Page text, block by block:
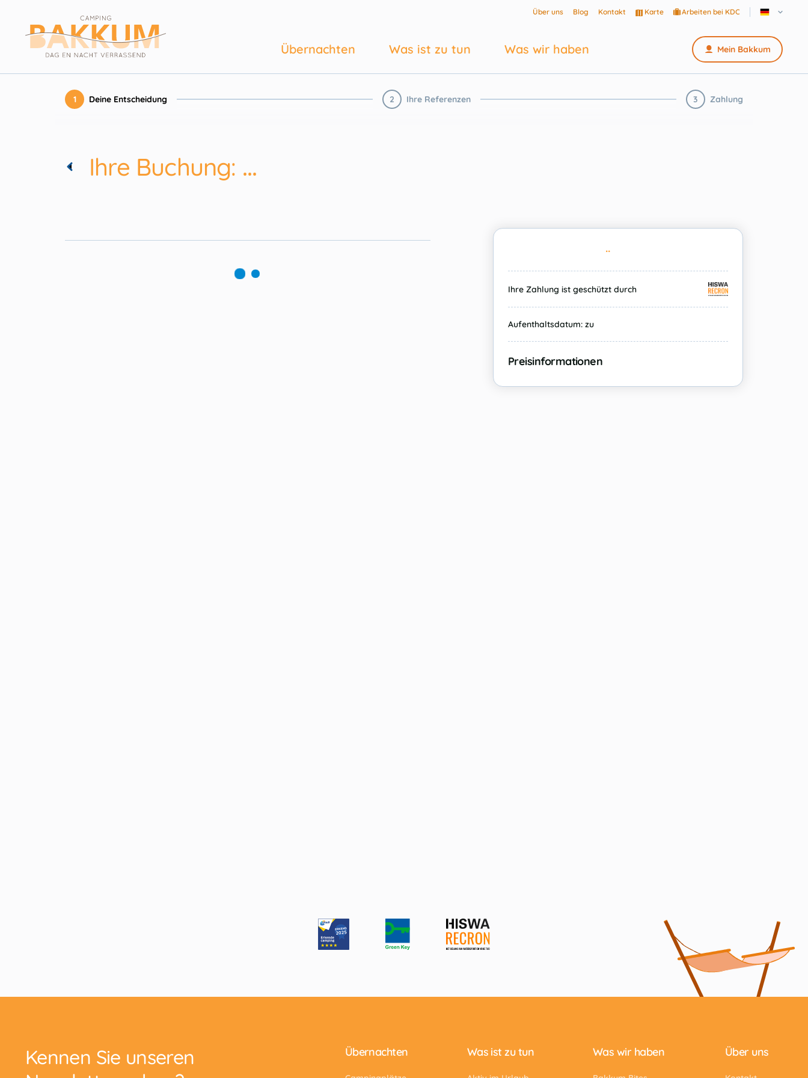
Über uns Blog Kontakt Karte Arbeiten bei KDC
Mein Bakkum
Übernachten Was ist zu tun Was wir haben
1 Deine Entscheidung 2 Ihre Referenzen 3 Zahlung
Ihre Buchung: ...
..
Ihre Zahlung ist geschützt durch
Aufenthaltsdatum: zu
Preisinformationen
Kennen Sie unseren
Übernachten Was ist zu tun Was wir haben Über uns